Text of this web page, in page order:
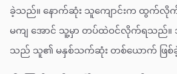
ခဲ့သည်။ နောက်ဆုံး သူကျောင်းက ထွက်
မကျ အောင် သူ့မှာ တပ်ထဲဝင်လိုက်ရသည်။ ဒ
သည် သူ၏ မနှစ်သက်ဆုံး တစ်ယောက် ဖြစ်